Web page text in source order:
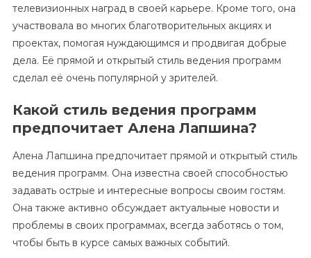
телевизионных наград в своей карьере. Кроме того, она
участвовала во многих благотворительных акциях и
проектах, помогая нуждающимся и продвигая добрые
дела. Её прямой и открытый стиль ведения программ
сделал её очень популярной у зрителей.
Какой стиль ведения программ
предпочитает Алена Лапшина?
Алена Лапшина предпочитает прямой и открытый стиль
ведения программ. Она известна своей способностью
задавать острые и интересные вопросы своим гостям.
Она также активно обсуждает актуальные новости и
проблемы в своих программах, всегда заботясь о том,
чтобы быть в курсе самых важных событий.